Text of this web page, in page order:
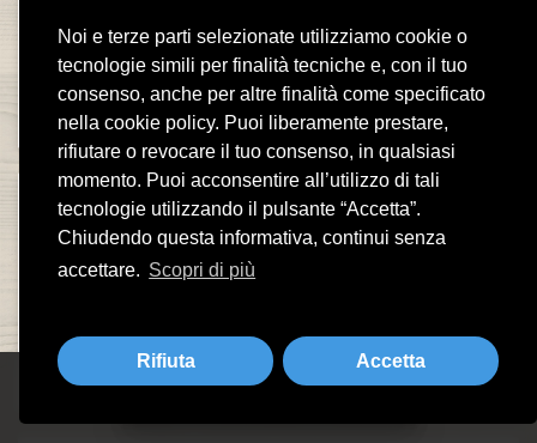
Noi e terze parti selezionate utilizziamo cookie o
tecnologie simili per finalità tecniche e, con il tuo
consenso, anche per altre finalità come specificato
nella cookie policy. Puoi liberamente prestare,
rifiutare o revocare il tuo consenso, in qualsiasi
momento. Puoi acconsentire all’utilizzo di tali
tecnologie utilizzando il pulsante “Accetta”.
Chiudendo questa informativa, continui senza
accettare. Scopri di più
Rifiuta Accetta
Mangiato da Dio Uno dei migliori posti del lago di Garda
dove mangiare carne Da provare sicuramente!
OTTIMA ESPERIENZA!
Giuliette8694 ·ottobre 2023
Locale consigliatissimo, ottimo cibo e ottimo vino!
😚